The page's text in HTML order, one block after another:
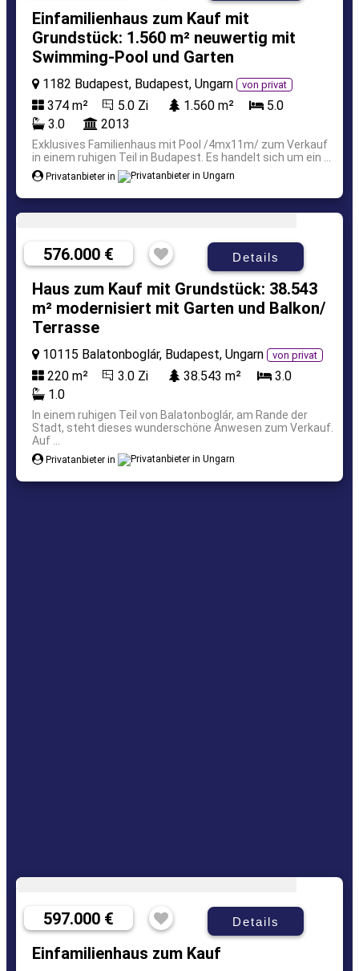
Einfamilienhaus zum Kauf mit
Grundstück: 1.560 m² neuwertig mit
Swimming-Pool und Garten
1182 Budapest, Budapest, Ungarn von privat
374 m² 5.0 Zi 1.560 m²
5.0
3.0
2013
Exklusives Familienhaus mit Pool /4mx11m/ zum Verkauf
in einem ruhigen Teil in Budapest. Es handelt sich um ein ...
Privatanbieter in
576.000 € Details
Haus zum Kauf mit Grundstück: 38.543
m² modernisiert mit Garten und Balkon/
Terrasse
10115 Balatonboglár, Budapest, Ungarn von privat
220 m² 3.0 Zi 38.543 m²
3.0
1.0
In einem ruhigen Teil von Balatonboglár, am Rande der
Stadt, steht dieses wunderschöne Anwesen zum Verkauf.
Auf ...
Privatanbieter in
597.000 € Details
Einfamilienhaus zum Kauf